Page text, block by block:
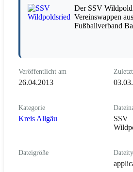
Der SSV
Vereinswappen
Fußballverband
Veröffentlicht am
26.04.2013
Kategorie
Kreis Allgäu
SSV
Dateigröße